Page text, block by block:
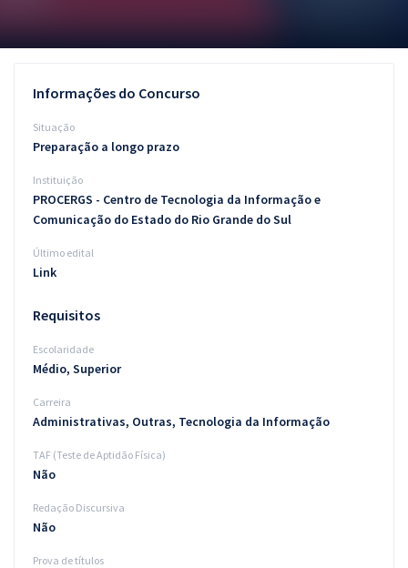
Questões grátis
Conteúdo gratuito
Blog
Aprovados
Atendimento
Informações do Concurso
Situação
Preparação a longo prazo
Instituição
PROCERGS - Centro de Tecnologia da Informação e
Comunicação do Estado do Rio Grande do Sul
Último edital
Link
Requisitos
Escolaridade
Médio, Superior
Carreira
Administrativas, Outras, Tecnologia da Informação
TAF (Teste de Aptidão Física)
Não
Redação Discursiva
Não
Prova de títulos